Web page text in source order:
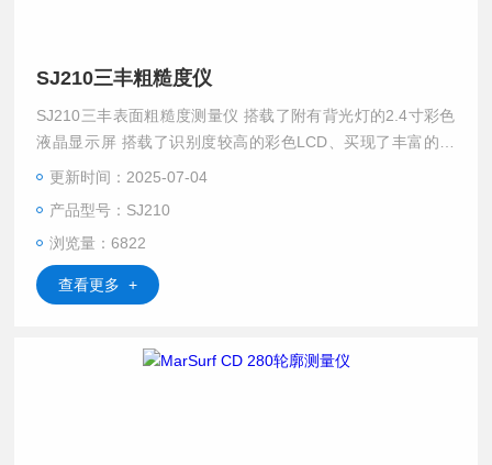
SJ210三丰粗糙度仪
SJ210三丰表面粗糙度测量仪 搭载了附有背光灯的2.4寸彩色
液晶显示屏 搭载了识别度较高的彩色LCD、买现了丰富的显
示功能，操作更直观。 背光灯的彩用，即使是灰暗现场也不
使操作更简易、更准确。
更新时间：2025-07-04
产品型号：SJ210
浏览量：6822
查看更多 +